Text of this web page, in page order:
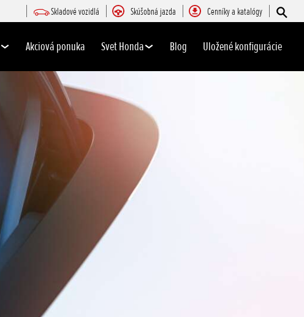
Skladové vozidlá Skúšobná jazda Cenníky a katalógy
Akciová ponuka Svet Honda Blog Uložené konfigurácie